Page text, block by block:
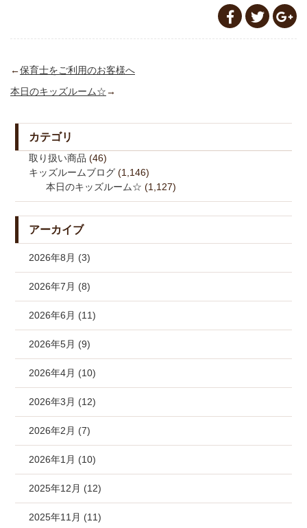
←保育士をご利用のお客様へ
本日のキッズルーム☆→
カテゴリ
取り扱い商品 (46)
キッズルームブログ (1,146)
本日のキッズルーム☆ (1,127)
アーカイブ
2026年8月 (3)
2026年7月 (8)
2026年6月 (11)
2026年5月 (9)
2026年4月 (10)
2026年3月 (12)
2026年2月 (7)
2026年1月 (10)
2025年12月 (12)
2025年11月 (11)